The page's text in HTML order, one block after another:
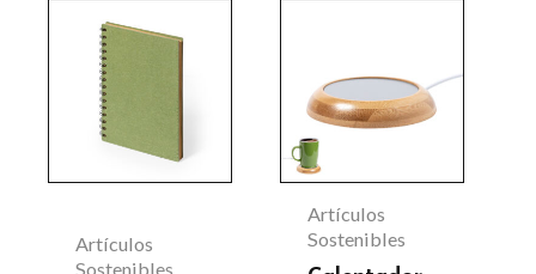
Artículos
Sostenibles
Este
producto
tiene
múltiples
variantes.
opciones
Artículos
Sostenibles